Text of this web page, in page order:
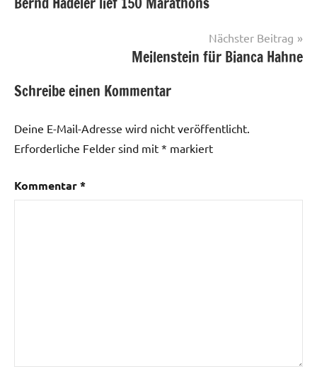
Nächster Beitrag
Meilenstein für Bianca Hahne
Schreibe einen Kommentar
Deine E-Mail-Adresse wird nicht veröffentlicht.
Erforderliche Felder sind mit * markiert
Kommentar*